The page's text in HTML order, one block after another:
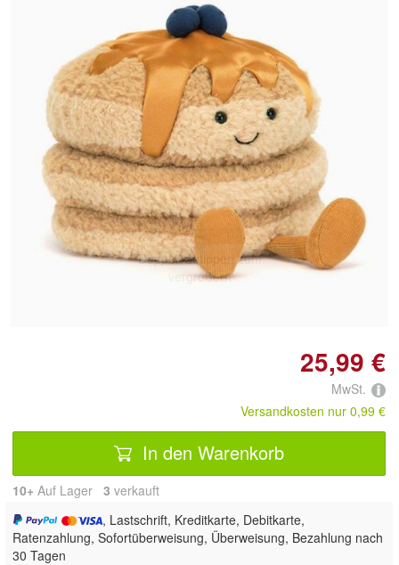
Doppelt antippen zum
vergrößern
25,99 €
MwSt.
Versandkosten nur 0,99 €
In den Warenkorb
10+ Auf Lager 3 verkauft
, Lastschrift, Kreditkarte, Debitkarte,
Ratenzahlung, Sofortüberweisung, Überweisung, Bezahlung nach
30 Tagen